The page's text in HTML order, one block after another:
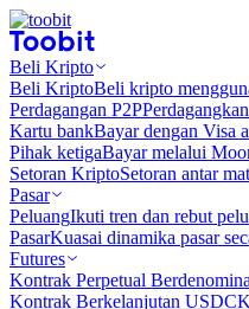
Beli Kripto
Beli KriptoBeli kripto
Perdagangan P2P
Kartu bankBayar dengan Visa
Pihak ketigaBayar melalui
Setoran KriptoSetoran antar
Pasar
PeluangIkuti tren dan rebut
PasarKuasai dinamika pasar
Futures
Kontrak Perpetual
Kontrak Berkelanjutan USDC